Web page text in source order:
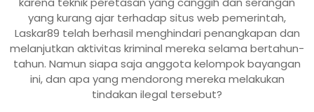
yang kurang ajar terhadap situs web pemerintah,
Laskar89 telah berhasil menghindari penangkapan dan
melanjutkan aktivitas kriminal mereka selama bertahun-
tahun. Namun siapa saja anggota kelompok bayangan
ini, dan apa yang mendorong mereka melakukan
tindakan ilegal tersebut?